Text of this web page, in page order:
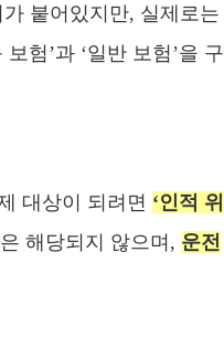
붙어있지만, 실제로는
험’과 ‘일반 보험’을 구
대상이 되려면 ‘인적 위
해당되지 않으며, 운전